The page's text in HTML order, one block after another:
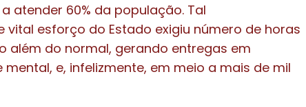
atender 60% da população. Tal
esforço do Estado exigiu número de horas
além do normal, gerando entregas em
e, infelizmente, em meio a mais de mil